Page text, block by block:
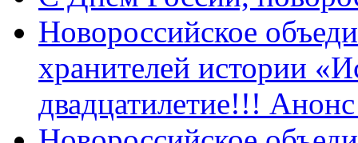
Новороссийское
хранителей истории
двадцатилетие!!!